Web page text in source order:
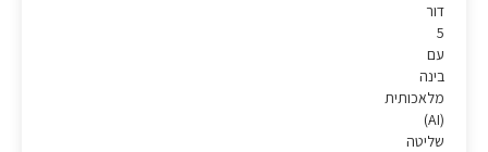
דור
5
עם
בינה
מלאכותית
(AI)
שליטה